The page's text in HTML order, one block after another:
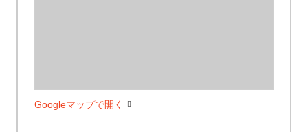
Googleマップで開く